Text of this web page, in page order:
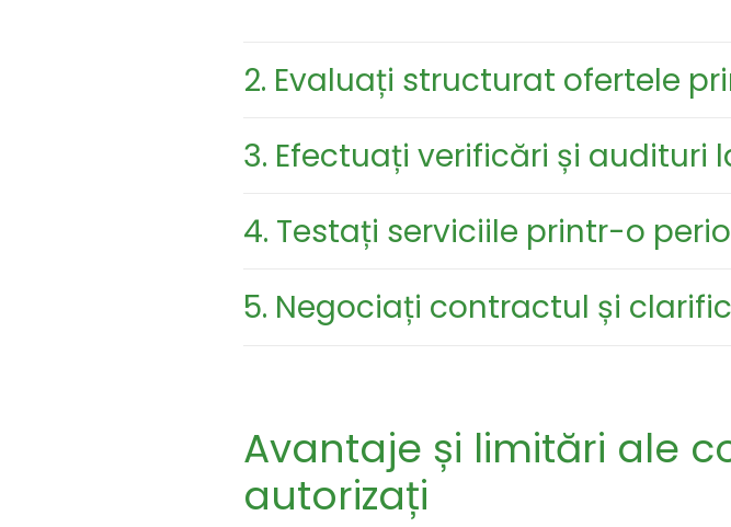
2. Evaluați structurat ofertele
3. Efectuați verificări și audituri
4. Testați serviciile printr-o
5. Negociați contractul și
Avantaje și limitări ale
autorizați